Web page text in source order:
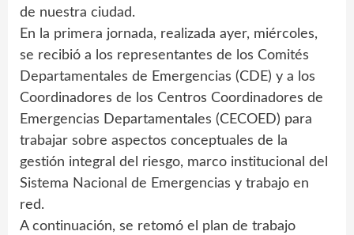
de nuestra ciudad.
En la primera jornada, realizada ayer, miércoles,
se recibió a los representantes de los Comités
Departamentales de Emergencias (CDE) y a los
Coordinadores de los Centros Coordinadores de
Emergencias Departamentales (CECOED) para
trabajar sobre aspectos conceptuales de la
gestión integral del riesgo, marco institucional del
Sistema Nacional de Emergencias y trabajo en
red.
A continuación, se retomó el plan de trabajo